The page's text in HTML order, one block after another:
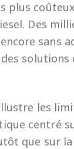
plus
Des
sans
solutions
les
centré
que sur la